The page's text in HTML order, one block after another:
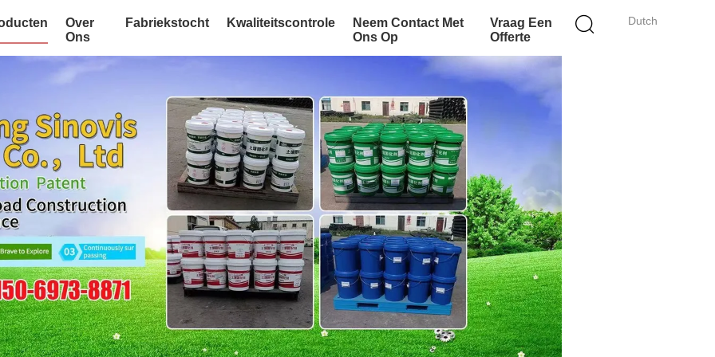
Dutch
Over
Ons
Fabriekstocht Kwaliteitscontrole
Neem Contact Met
Ons Op
Vraag Een
Offerte